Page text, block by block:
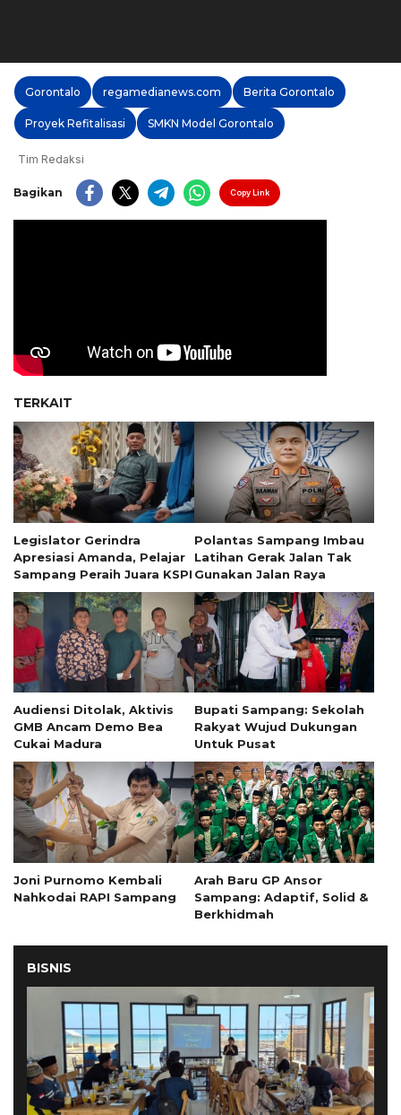
Gorontalo regamedianews.com Berita Gorontalo
Proyek Refitalisasi SMKN Model Gorontalo
Tim Redaksi
Bagikan Copy Link
TERKAIT
Legislator Gerindra
Apresiasi Amanda, Pelajar
Sampang Peraih Juara KSPI
Polantas Sampang Imbau
Latihan Gerak Jalan Tak
Gunakan Jalan Raya
Audiensi Ditolak, Aktivis
GMB Ancam Demo Bea
Cukai Madura
Bupati Sampang: Sekolah
Rakyat Wujud Dukungan
Untuk Pusat
Joni Purnomo Kembali
Nahkodai RAPI Sampang
Arah Baru GP Ansor
Sampang: Adaptif, Solid &
Berkhidmah
BISNIS